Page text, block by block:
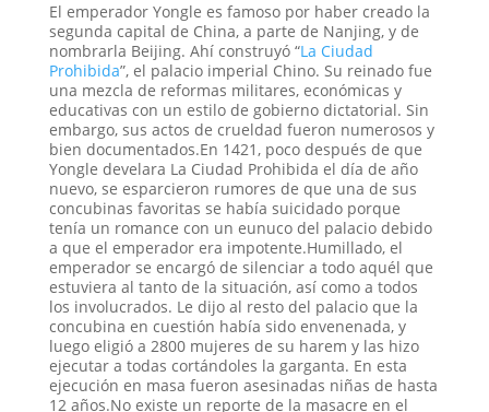
El emperador Yongle es famoso por haber creado la
segunda capital de China, a parte de Nanjing, y de
nombrarla Beijing. Ahí construyó “La Ciudad
Prohibida”, el palacio imperial Chino. Su reinado fue
una mezcla de reformas militares, económicas y
educativas con un estilo de gobierno dictatorial. Sin
embargo, sus actos de crueldad fueron numerosos y
bien documentados.En 1421, poco después de que
Yongle develara La Ciudad Prohibida el día de año
nuevo, se esparcieron rumores de que una de sus
concubinas favoritas se había suicidado porque
tenía un romance con un eunuco del palacio debido
a que el emperador era impotente.Humillado, el
emperador se encargó de silenciar a todo aquél que
estuviera al tanto de la situación, así como a todos
los involucrados. Le dijo al resto del palacio que la
concubina en cuestión había sido envenenada, y
luego eligió a 2800 mujeres de su harem y las hizo
ejecutar a todas cortándoles la garganta. En esta
ejecución en masa fueron asesinadas niñas de hasta
12 años.No existe un reporte de la masacre en el